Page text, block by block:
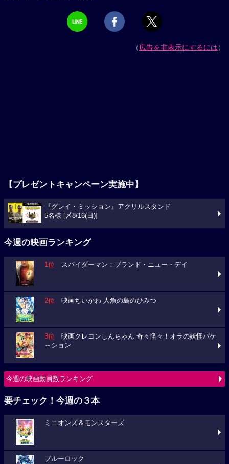
（広告を非表示にするには）
【プレゼントキャンペーン実施中】
『グレイ・ミッション』アクリルスタンド
5名様 [〆8/16(日)]
今週の映画ランキング
1位 スパイダーマン：ブランド・ニュー・デイ
2位 映画ちいかわ 人魚の島のひみつ
3位 映画クレヨンしんちゃん 奇々怪々！オラの妖怪バケ
～ション
今週の映画動員数ランキング
要チェック！今週の３本
ミニオンズ＆モンスターズ
ブルーロック